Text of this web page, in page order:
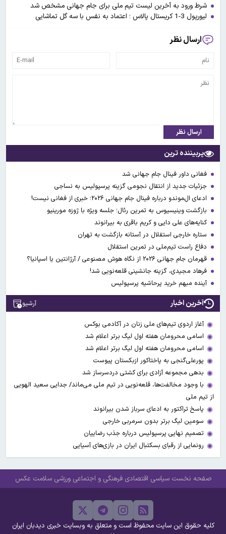
شرط ورود به آخرین لیست تیم ملی برای جام جهانی مشخص شد
لیورپول 3-1 کریستال پالاس ؛ اعتماد به نفس با سه گل تماشایی
ارسال نظر
ارسال نظر
پربیننده ترین
فغانی داور فینال جام جهانی شد
جزئیات جدید از انتقال نجومی گزینه پرسپولیس به نساجی
ادعای ال‌‍موندو درباره فینال جام جهانی ۲۰۲۶؛ خبری از فغانی نیست!
بازگشت وینیسیوس به تمرین رئال؛ جلسه ویژه با ژوزه مورینیو
کنایه‌های علی دایی و کریم باقری به بیرانوند
ستاره خارجی استقلال در آستانه بازگشت به تهران
دفاع راست تیم‌ملی در تمرین استقلال
قهرمان جام جهانی ۲۰۲۶ از نگاه هوش مصنوعی / آرژانتین یا اسپانیا؟
فرهاد مجیدی، گزینه جانشینی قلعه‌نویی شد!
آینده مبهم خرید پرحاشیه پرسپولیس
آخرین اخبار آرشیو
آغاز اردوی تیم‌های ملی زنان در آکادمی بوکس
اسامی محرومان هفته اول لیگ برتر اعلام شد
اسامی محرومان هفته اول لیگ برتر اعلام شد
پورعلی‌گنجی به پاختاکور ازبکستان پیوست
بدهی مجموعه آزادی برای کشتی دردسرساز شد
با وجود مخالفت‌ها، قلعه‌نویی در تیم ملی می‌ماند/ جدایی سعید الهویی
از تیم ملی
پاسخ تراکتور به ادعای سرباز شدن بیرانوند
سومین لیگ برتر بدون سرمربی خارجی
تصمیم نهایی پرسپولیس درباره جذب رضاییان
رونمایی از رقبای بسکتبال ایران در بازی‌های آسیایی
صفحه نخست سیاسی اقتصادی فرهنگی و اجتماعی ورزشی سلامت عکس
کلیه حقوق این سایت محفوظ است و متعلق به وبسایت خبری دیدبان ایران